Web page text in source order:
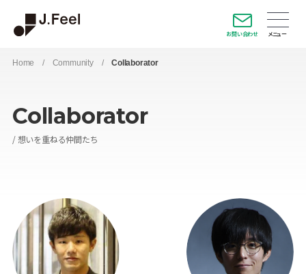
お問い合わせ
Home / Community/Collaborator
Collaborator
想いを重ねる仲間たち